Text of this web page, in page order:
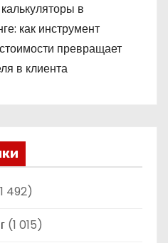
в
как инструмент
превращает
в клиента
492)
(1 015)